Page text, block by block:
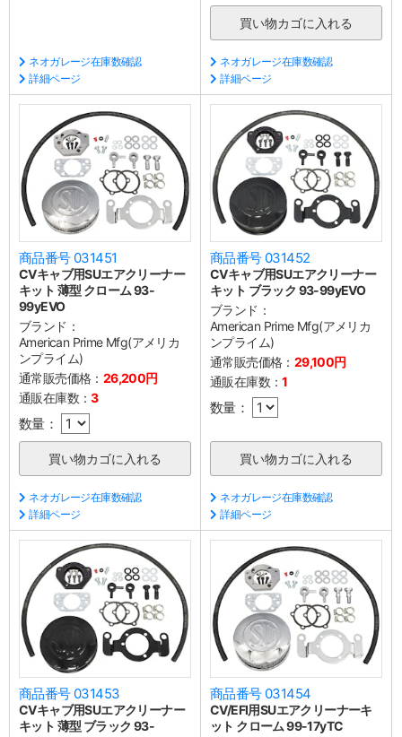
ネオガレージ在庫数確認
詳細ページ
ネオガレージ在庫数確認
詳細ページ
商品番号 031451
CVキャブ用SUエアクリーナー
キット 薄型 クローム 93-
99yEVO
ブランド：
American Prime Mfg(アメリカ
ンプライム)
通常販売価格： 26,200円
通販在庫数：3
数量：
ネオガレージ在庫数確認
詳細ページ
商品番号 031452
CVキャブ用SUエアクリーナー
キット ブラック 93-99yEVO
ブランド：
American Prime Mfg(アメリカ
ンプライム)
通常販売価格： 29,100円
通販在庫数：1
数量：
ネオガレージ在庫数確認
詳細ページ
商品番号 031453
CVキャブ用SUエアクリーナー
キット 薄型 ブラック 93-
商品番号 031454
CV/EFI用SUエアクリーナーキ
ット クローム 99-17yTC